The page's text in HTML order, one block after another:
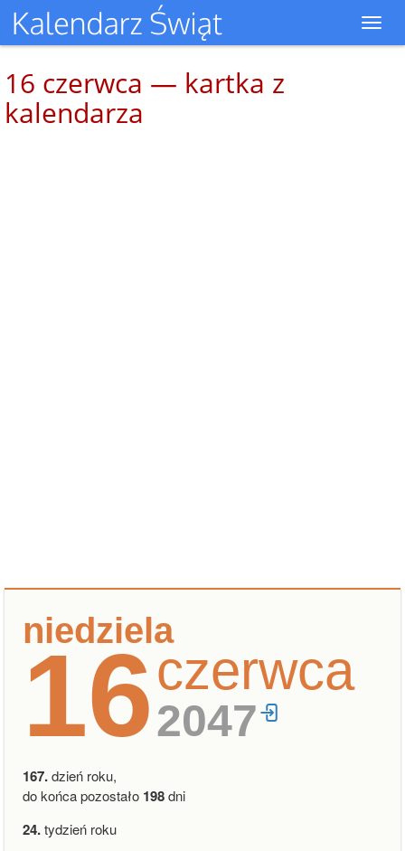
16 czerwca — kartka z
kalendarza
niedziela
16czerwca
2047
167.dzień roku,
do końca pozostało 198dni
24.tydzień roku